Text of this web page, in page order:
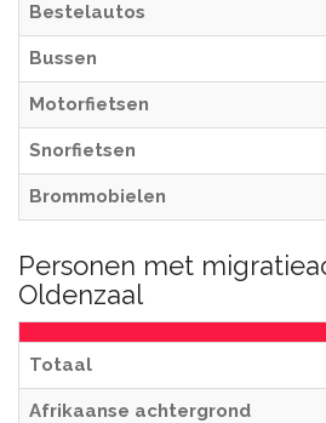
Bestelautos
Bussen
Motorfietsen
Snorfietsen
Brommobielen
Personen met
Oldenzaal
Totaal
Afrikaanse achtergrond